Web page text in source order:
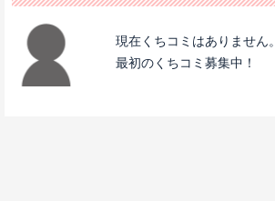
現在くちコミはありません。
最初のくちコミ募集中！